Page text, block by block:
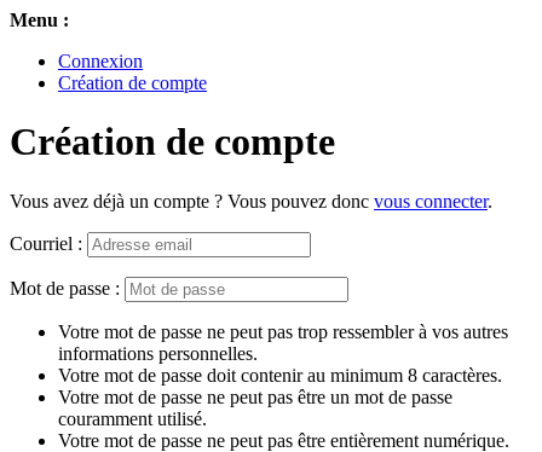
Menu :
Connexion
Création de compte
Création de compte
Vous avez déjà un compte ? Vous pouvez donc vous connecter.
Courriel :
Mot de passe :
Votre mot de passe ne peut pas trop ressembler à vos autres
informations personnelles.
Votre mot de passe doit contenir au minimum 8 caractères.
Votre mot de passe ne peut pas être un mot de passe
couramment utilisé.
Votre mot de passe ne peut pas être entièrement numérique.